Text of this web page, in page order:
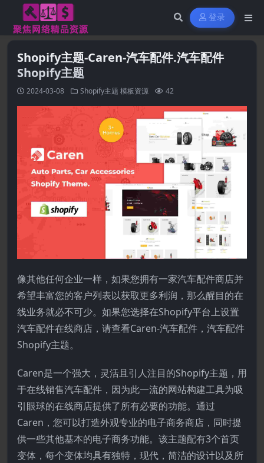
登录
Shopify主题-Caren-汽车配件.汽车配件
Shopify主题
2024-03-08 Shopify主题 模板资源 42
像其他任何企业一样，如果您拥有一家汽车配件商店并
希望丰富您的客户列表以获取更多利润，那么醒目的在
线业务就必不可少。如果您选择在Shopify平台上设置
汽车配件在线商店，请查看Caren-汽车配件，汽车配件
Shopify主题。
Caren是一个强大，灵活且引人注目的Shopify主题，用
于在线销售汽车配件，因为此一流的网站构建工具为吸
引眼球的在线商店提供了所有必要的功能。通过
Caren，您可以打造外观专业的电子商务商店，同时提
供一些其他基本的电子商务功能。该主题配有3个首页
变体，每个变体均具有独特，现代，简洁的设计以及所